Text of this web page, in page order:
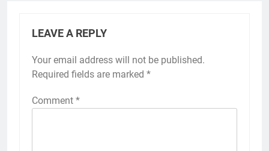
LEAVE A REPLY
Your email address will not be published.
Required fields are marked *
Comment *